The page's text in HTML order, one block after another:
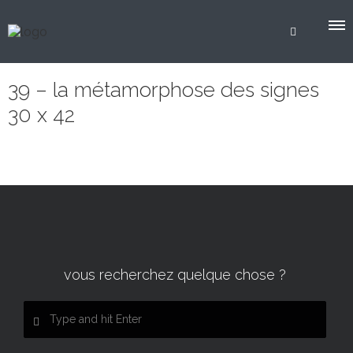
39 – la métamorphose des signes
30 x 42
vous recherchez quelque chose ?